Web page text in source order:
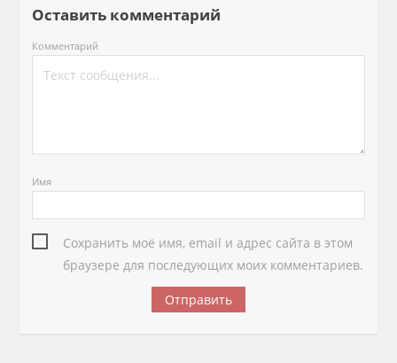
Оставить комментарий
Комментарий
Имя
Сохранить моё имя, email и адрес сайта в этом
браузере для последующих моих комментариев.